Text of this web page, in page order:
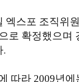
엑스포 조직위
로 확정했으며
.
따라 2009년